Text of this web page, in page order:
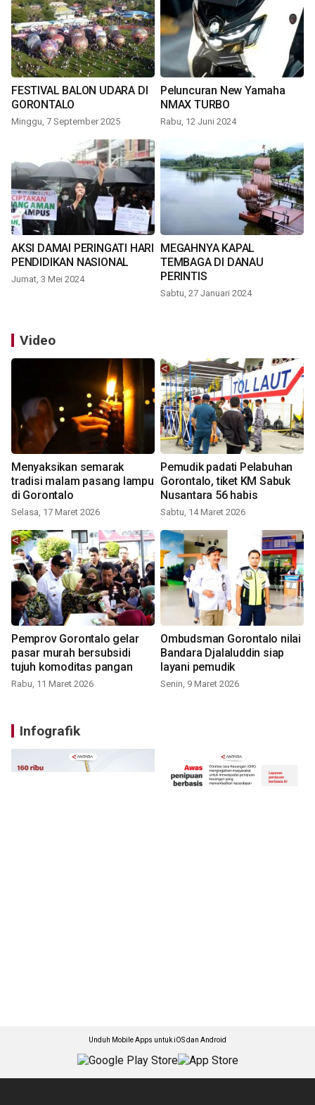
FESTIVAL BALON UDARA DI
GORONTALO
Minggu, 7 September 2025
Peluncuran New Yamaha
NMAX TURBO
Rabu, 12 Juni 2024
AKSI DAMAI PERINGATI HARI
PENDIDIKAN NASIONAL
Jumat, 3 Mei 2024
MEGAHNYA KAPAL
TEMBAGA DI DANAU
PERINTIS
Sabtu, 27 Januari 2024
Video
Menyaksikan semarak
tradisi malam pasang lampu
di Gorontalo
Selasa, 17 Maret 2026
Pemudik padati Pelabuhan
Gorontalo, tiket KM Sabuk
Nusantara 56 habis
Sabtu, 14 Maret 2026
Pemprov Gorontalo gelar
pasar murah bersubsidi
tujuh komoditas pangan
Rabu, 11 Maret 2026
Ombudsman Gorontalo nilai
Bandara Djalaluddin siap
layani pemudik
Senin, 9 Maret 2026
Infografik
Unduh Mobile Apps untuk iOS dan Android